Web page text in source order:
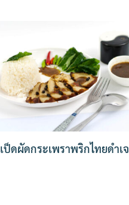
เป็ดผัดกระเพราพริกไทยดำเจ